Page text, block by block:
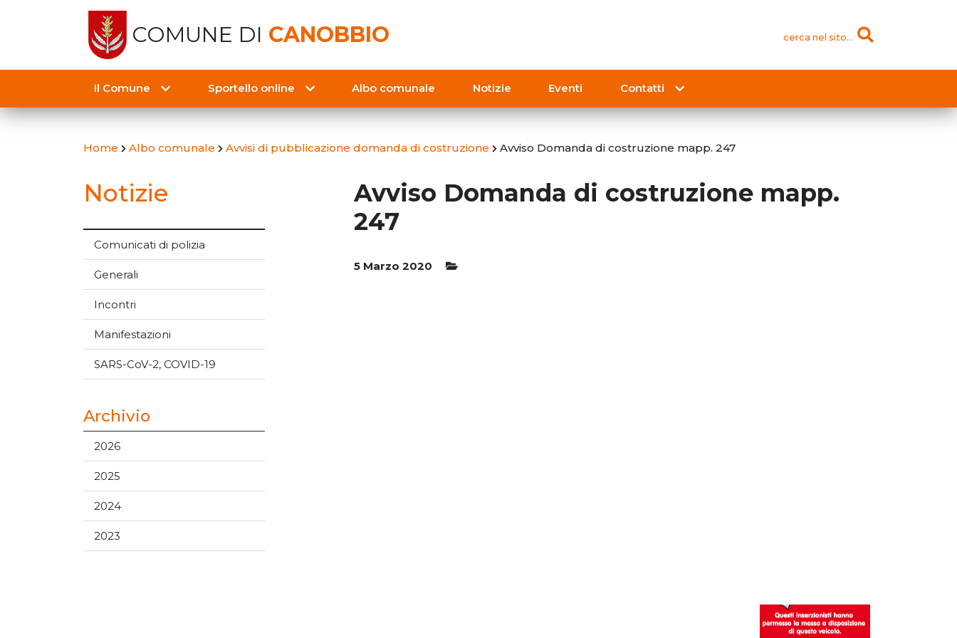
COMUNE DI CANOBBIO cerca nel sito...
Il Comune Sportello online Albo comunale Notizie Eventi Contatti
Home Albo comunale Avvisi di pubblicazione domanda di costruzione Avviso Domanda di costruzione mapp. 247
Notizie
Comunicati di polizia
Generali
Incontri
Manifestazioni
SARS-CoV-2, COVID-19
Archivio
2026
2025
2024
2023
Avviso Domanda di costruzione mapp.
247
5 Marzo 2020